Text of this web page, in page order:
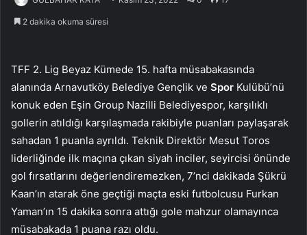
2 dakika okuma süresi
TFF 2. Lig Beyaz Kümede 15. hafta müsabakasında
alanında Arnavutköy Belediye Gençlik ve Spor Kulübü’nü
konuk eden Eşin Group Nazilli Belediyespor, karşılıklı
gollerin atıldığı karşılaşmada rakibiyle puanları paylaşarak
sahadan 1 puanla ayrıldı. Teknik Direktör Mesut Toros
liderliğinde ilk maçına çıkan siyah inciler, seyircisi önünde
gol fırsatlarını değerlendiremezken, 7’nci dakikada Şükrü
Kaan’ın atarak öne geçtiği maçta eski futbolcusu Furkan
Yaman’ın 15 dakika sonra attığı gole mahzur olamayınca
müsabakada 1 puana razı oldu.